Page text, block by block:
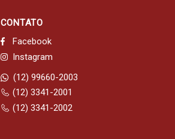
CONTATO
Facebook
Instagram
(12) 99660-2003
(12) 3341-2001
(12) 3341-2002